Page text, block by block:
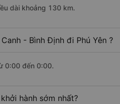
dài khoảng 130 km.
- Bình Định đi Phú Yên ?
0:00 đến 0:00.
hành sớm nhất?